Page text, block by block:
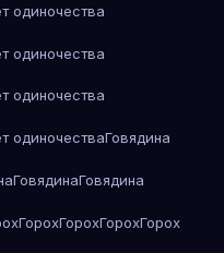
одиночества
одиночества
одиночества
одиночестваГовядина
ГовядинаГовядина
ГорохГорохГорохГорох